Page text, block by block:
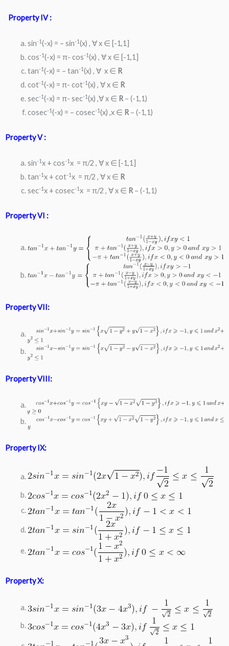
Property IV :
sin-1(-x) = – sin-1(x) , ∀ x ∈ [-1,1]
cos-1(-x) = π- cos-1(x) , ∀ x ∈ [-1,1]
tan-1(-x) = – tan-1(x) , ∀ x ∈ R
cot-1(-x) = π- cot-1(x) , ∀ x ∈ R
sec-1(-x) = π- sec-1(x) ,∀ x ∈ R– (-1,1)
cosec-1(-x) = – cosec-1(x) ,x ∈ R– (-1,1)
Property V :
sin-1x + cos-1x = π/2 , ∀ x ∈ [-1,1]
tan-1x + cot-1x = π/2 , ∀ x ∈ R
sec-1x + cosec-1x = π/2 , ∀ x ∈ R– (-1,1)
Property VI :
Property VII:
Property VIII:
Property IX:
Property X: